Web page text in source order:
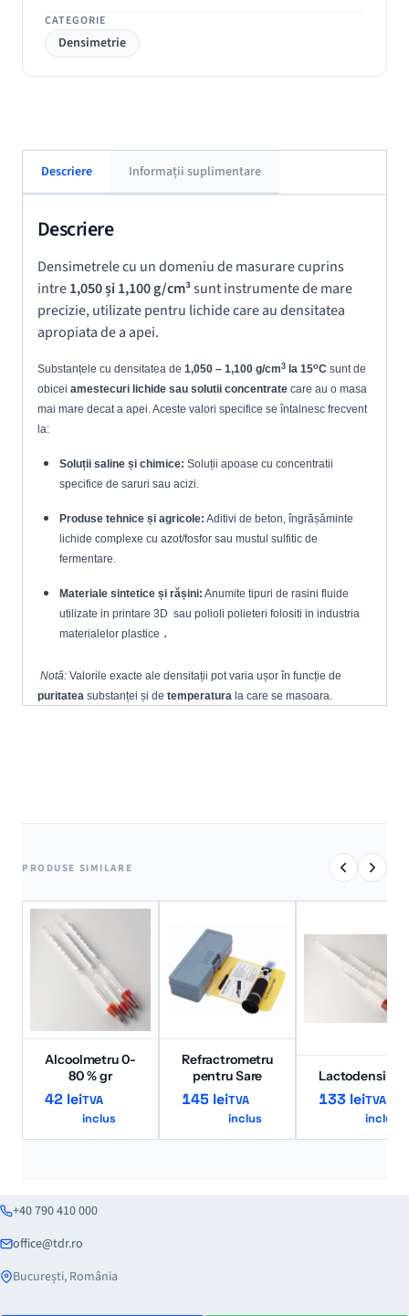
CATEGORIE
Densimetrie
Descriere Informații suplimentare
Descriere
Densimetrele cu un domeniu de masurare cuprins
intre1,050 și 1,100 g/cm³sunt instrumente de mare
precizie, utilizate pentru lichide care au densitatea
apropiata de a apei.
Substanțele cu densitatea de 1,050 – 1,100 g/cm3 la 15oC sunt de
obicei amestecuri lichide sau solutii concentrate care au o masa
mai mare decat a apei. Aceste valori specifice se întalnesc frecvent
la:
Soluții saline și chimice: Soluții apoase cu concentratii
specifice de saruri sau acizi.
Produse tehnice și agricole: Aditivi de beton, îngrășăminte
lichide complexe cu azot/fosfor sau mustul sulfitic de
fermentare.
Materiale sintetice și rășini: Anumite tipuri de rasini fluide
utilizate in printare 3D sau polioli polieteri folositi in industria
materialelor plastice .
Notă: Valorile exacte ale densitații pot varia ușor în funcție de
puritatea substanței și de temperatura la care se masoara.
PRODUSE SIMILARE
Alcoolmetru 0-
80 % gr
42 leiTVA
inclus
Refractrometru
pentru Sare
145 leiTVA
inclus
133 leiTVA
inclus
+40 790 410 000
office@tdr.ro
București, România